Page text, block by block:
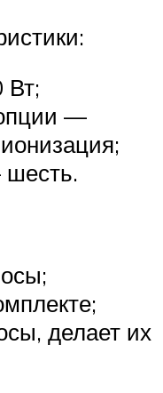
—
делает их